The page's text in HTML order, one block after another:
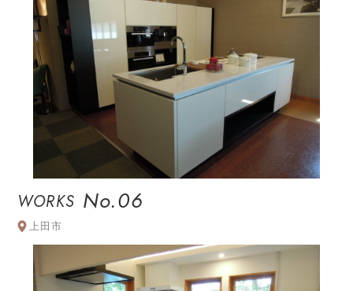
WORKS No.06
上田市